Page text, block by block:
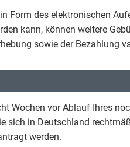
Form des elektronischen
kann, können weitere
sowie der Bezahlung
Wochen vor Ablauf Ihres
sich in Deutschland
werden.